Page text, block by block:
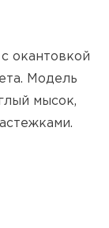
окантовкой
Модель
мысок,